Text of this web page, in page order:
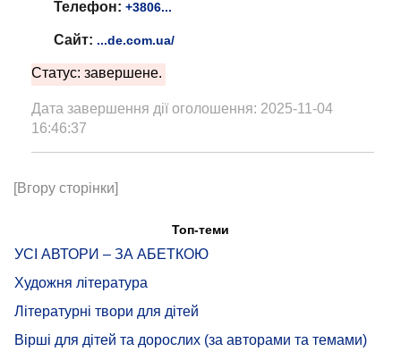
Телефон: +3806...
Сайт: ...de.com.ua/
Статус: завершене.
Дата завершення дії оголошення: 2025-11-04
16:46:37
[Вгору сторінки]
Топ-теми
УСІ АВТОРИ – ЗА АБЕТКОЮ
Художня література
Літературні твори для дітей
Вірші для дітей та дорослих (за авторами та темами)